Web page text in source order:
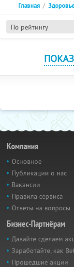
По рейтингу
Главная
Компания
Основное
Публикации о нас
Вакансии
Правила сервиса
Ответы на вопросы
Бизнес-Партнёрам
Давайте сделаем
Заработайте, как
Прошедшие акции